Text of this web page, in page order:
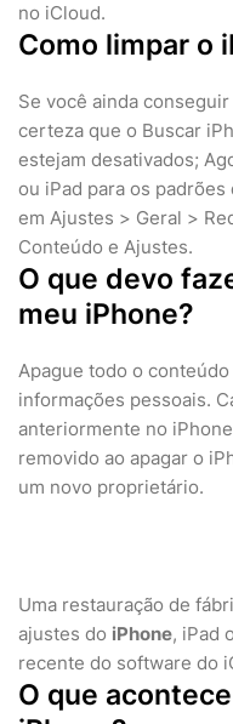
no iCloud.
Como limpar o
Se você ainda
certeza que o Buscar
estejam desativados;
ou iPad para os
em Ajustes > Geral >
Conteúdo e Ajustes.
O que devo
meu iPhone?
Apague todo o
informações pessoais.
anteriormente no
removido ao apagar o
um novo proprietário.
Uma restauração de
ajustes do iPhone, iPad
recente do software do
O que